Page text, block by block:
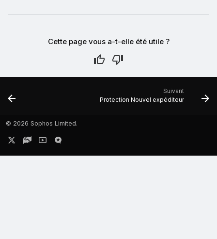
Cette page vous a-t-elle été utile ?
Suivant
Protection Nouvel expéditeur
© 2026 Sophos Limited.